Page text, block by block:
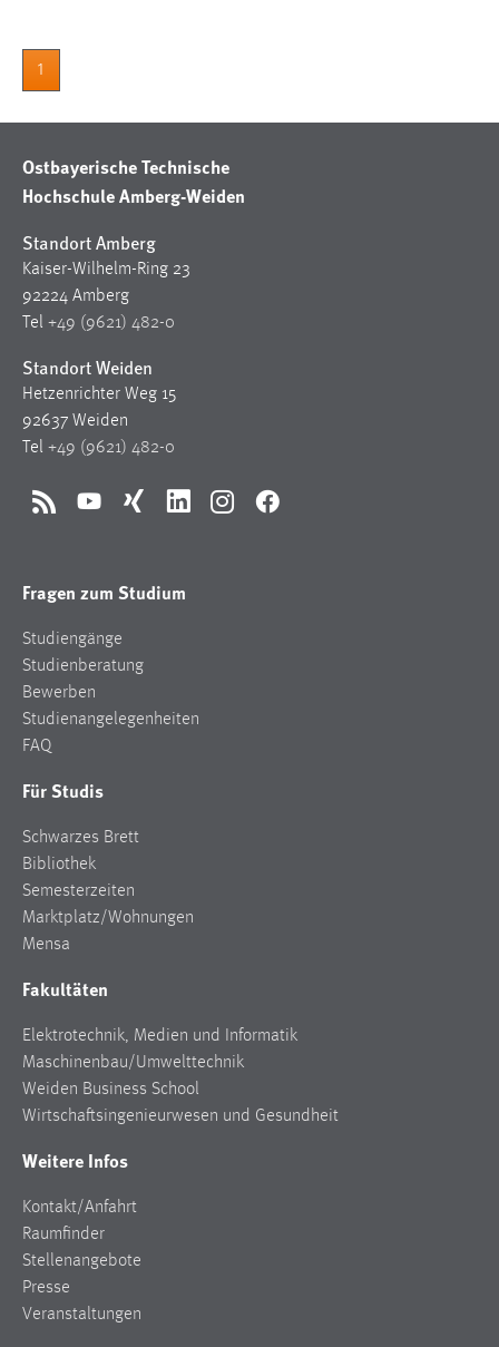
1
Ostbayerische Technische
Hochschule Amberg-Weiden
Standort Amberg
Kaiser-Wilhelm-Ring 23
92224 Amberg
Tel +49 (9621) 482-0
Standort Weiden
Hetzenrichter Weg 15
92637 Weiden
Tel +49 (9621) 482-0
RSS YouTubeXing LinkedInInstagramFacebook
Fragen zum Studium
Studiengänge
Studienberatung
Bewerben
Studienangelegenheiten
FAQ
Für Studis
Schwarzes Brett
Bibliothek
Semesterzeiten
Marktplatz/Wohnungen
Mensa
Fakultäten
Elektrotechnik, Medien und Informatik
Maschinenbau/Umwelttechnik
Weiden Business School
Wirtschaftsingenieurwesen und Gesundheit
Weitere Infos
Kontakt/Anfahrt
Raumfinder
Stellenangebote
Presse
Veranstaltungen
Cookie Laufzeit:
5e9dbeb1811c0446 = Sitzungslaufzeit, mibew_locale = 3
Jahre, MIBEW_UserID = 1 Jahr
Login
Name:
fe_user, be_user, be_lastLoginProvider
Zweck:
Dieser Cookie ist notwendig um sich an der Website
einloggen zu können.
Cookie Laufzeit:
Statistik Cookies erfassen Informationen anonym.
Diese Informationen helfen uns zu verstehen, wie
unsere Besucher unsere Website nutzen.
Matomo
Zugriffsstatistik
Cookie Laufzeit:
Max. 13 Monate
MARKETING
Marketing Cookies werden von Drittanbietern
verwendet, um personalisierte Werbung anzuzeigen.
Sie tun dies, indem sie Besucher über Websites
hinweg verfolgen.
Google Ads
Name:
_gcl_au
Google Ireland Limited